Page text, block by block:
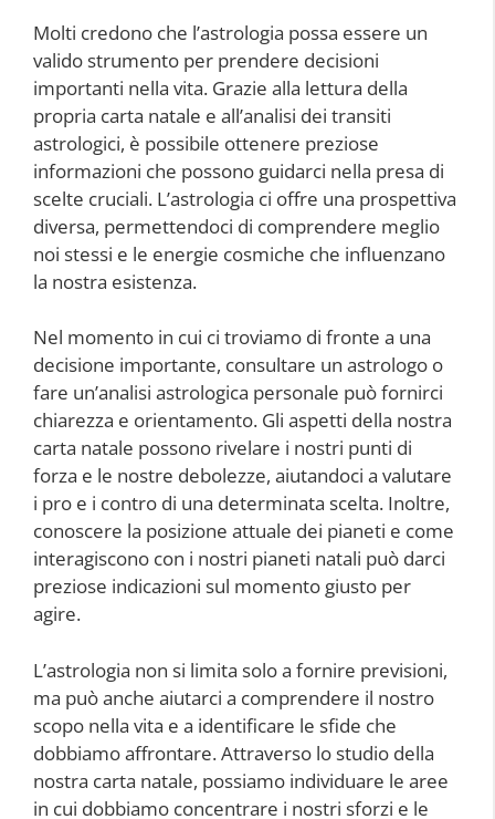
Molti credono che l’astrologia possa essere un
valido strumento per prendere decisioni
importanti nella vita. Grazie alla lettura della
propria carta natale e all’analisi dei transiti
astrologici, è possibile ottenere preziose
informazioni che possono guidarci nella presa di
scelte cruciali. L’astrologia ci offre una prospettiva
diversa, permettendoci di comprendere meglio
noi stessi e le energie cosmiche che influenzano
la nostra esistenza.
Nel momento in cui ci troviamo di fronte a una
decisione importante, consultare un astrologo o
fare un’analisi astrologica personale può fornirci
chiarezza e orientamento. Gli aspetti della nostra
carta natale possono rivelare i nostri punti di
forza e le nostre debolezze, aiutandoci a valutare
i pro e i contro di una determinata scelta. Inoltre,
conoscere la posizione attuale dei pianeti e come
interagiscono con i nostri pianeti natali può darci
preziose indicazioni sul momento giusto per
agire.
L’astrologia non si limita solo a fornire previsioni,
ma può anche aiutarci a comprendere il nostro
scopo nella vita e a identificare le sfide che
dobbiamo affrontare. Attraverso lo studio della
nostra carta natale, possiamo individuare le aree
in cui dobbiamo concentrare i nostri sforzi e le